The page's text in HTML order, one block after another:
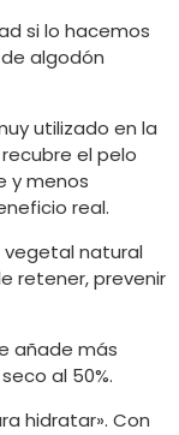
si lo hacemos
algodón
utilizado en la
el pelo
y menos
real.
vegetal natural
retener, prevenir
añade más
al 50%.
hidratar». Con